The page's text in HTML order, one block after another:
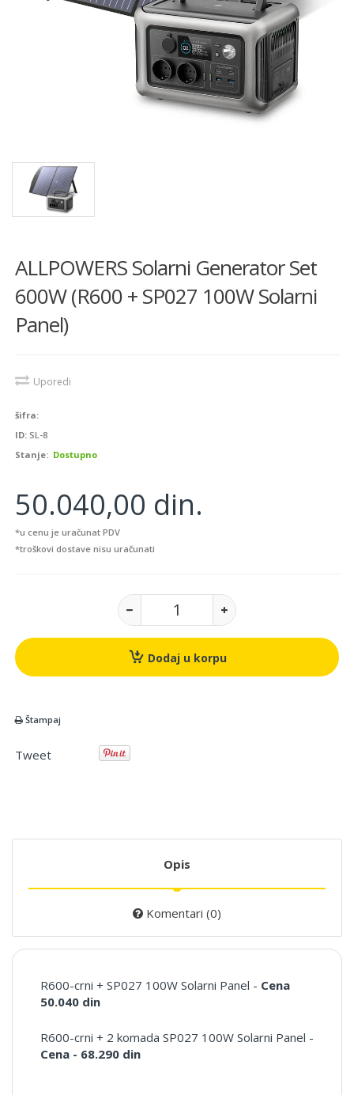
ALLPOWERS Solarni Generator Set
600W (R600 + SP027 100W Solarni
Panel)
Uporedi
šifra:
ID: SL-8
Stanje: Dostupno
50.040,00 din.
*u cenu je uračunat PDV
*troškovi dostave nisu uračunati
Dodaj u korpu
Štampaj
Tweet
Opis
Komentari (0)
R600-crni + SP027 100W Solarni Panel - Cena
50.040 din
R600-crni + 2 komada SP027 100W Solarni Panel -
Cena - 68.290 din